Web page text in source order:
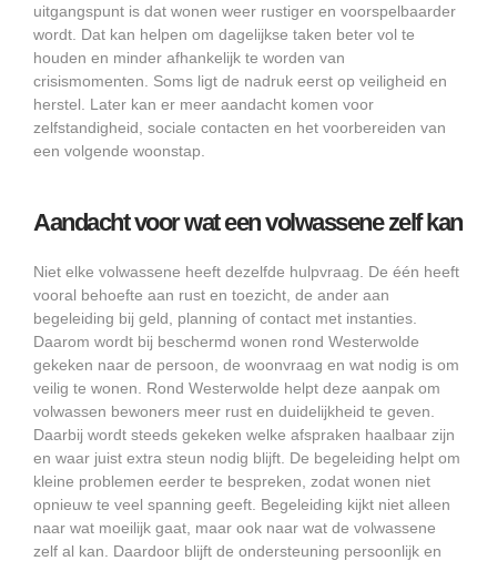
uitgangspunt is dat wonen weer rustiger en voorspelbaarder
wordt. Dat kan helpen om dagelijkse taken beter vol te
houden en minder afhankelijk te worden van
crisismomenten. Soms ligt de nadruk eerst op veiligheid en
herstel. Later kan er meer aandacht komen voor
zelfstandigheid, sociale contacten en het voorbereiden van
een volgende woonstap.
Aandacht voor wat een volwassene zelf kan
Niet elke volwassene heeft dezelfde hulpvraag. De één heeft
vooral behoefte aan rust en toezicht, de ander aan
begeleiding bij geld, planning of contact met instanties.
Daarom wordt bij beschermd wonen rond Westerwolde
gekeken naar de persoon, de woonvraag en wat nodig is om
veilig te wonen. Rond Westerwolde helpt deze aanpak om
volwassen bewoners meer rust en duidelijkheid te geven.
Daarbij wordt steeds gekeken welke afspraken haalbaar zijn
en waar juist extra steun nodig blijft. De begeleiding helpt om
kleine problemen eerder te bespreken, zodat wonen niet
opnieuw te veel spanning geeft. Begeleiding kijkt niet alleen
naar wat moeilijk gaat, maar ook naar wat de volwassene
zelf al kan. Daardoor blijft de ondersteuning persoonlijk en